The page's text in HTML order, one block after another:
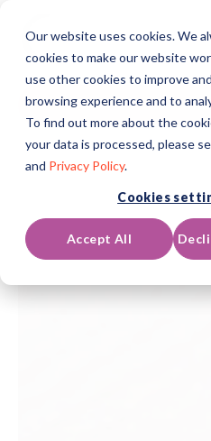
Our website uses cookies. We
cookies to make our website
use other cookies to improve
browsing experience and to
To find out more about the
your data is processed, please
and Privacy Policy.
Cookies
Accept All